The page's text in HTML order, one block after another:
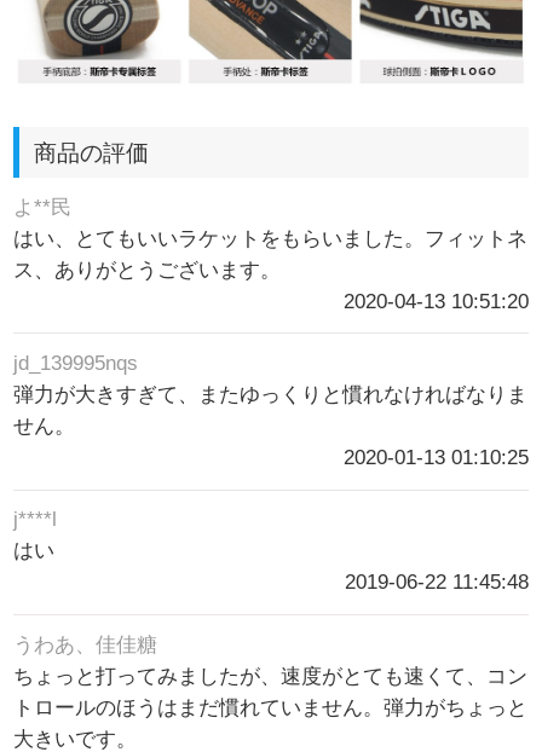
商品の評価
よ**民
はい、とてもいいラケットをもらいました。フィットネ
ス、ありがとうございます。
2020-04-13 10:51:20
jd_139995nqs
弾力が大きすぎて、またゆっくりと慣れなければなりま
せん。
2020-01-13 01:10:25
j****l
はい
2019-06-22 11:45:48
うわあ、佳佳糖
ちょっと打ってみましたが、速度がとても速くて、コン
トロールのほうはまだ慣れていません。弾力がちょっと
大きいです。